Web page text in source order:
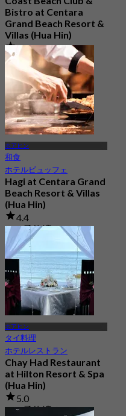
Bistro at Centara
Grand Beach Resort &
Villas (Hua Hin)
4.7
357 予約済み
から฿ 615
ホアヒン
和食
ホテルビュッフェ
Hagi at Centara Grand
Beach Resort & Villas
(Hua Hin)
4.4
124 予約済み
から฿ 747.5
ホアヒン
タイ料理
ホテルレストラン
Chay Had Restaurant
at Hilton Resort & Spa
(Hua Hin)
5.0
118 予約済み